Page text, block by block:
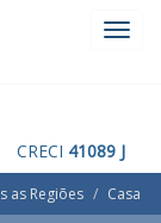
41089 J
as Regiões Casa